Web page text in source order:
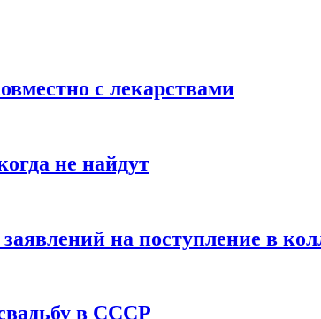
с лекарствами
не найдут
на поступление в
в СССР